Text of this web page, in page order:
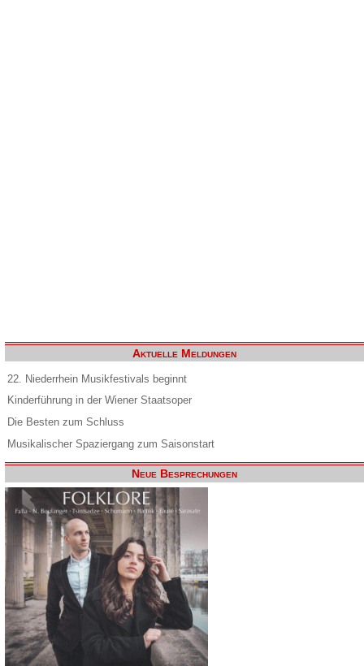
Aktuelle Meldungen
22. Niederrhein Musikfestivals beginnt
Kinderführung in der Wiener Staatsoper
Die Besten zum Schluss
Musikalischer Spaziergang zum Saisonstart
Neue Besprechungen